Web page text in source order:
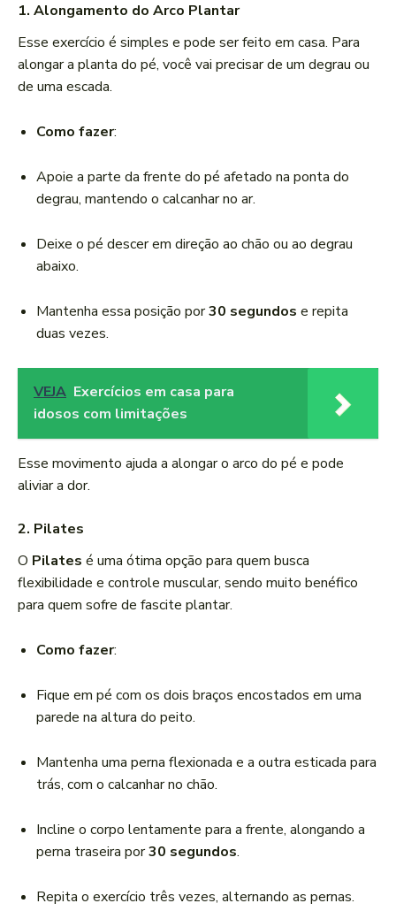
1. Alongamento do Arco Plantar
Esse exercício é simples e pode ser feito em casa. Para
alongar a planta do pé, você vai precisar de um degrau ou
de uma escada.
Como fazer:
Apoie a parte da frente do pé afetado na ponta do
degrau, mantendo o calcanhar no ar.
Deixe o pé descer em direção ao chão ou ao degrau
abaixo.
Mantenha essa posição por30 segundos e repita
duas vezes.
VEJA Exercícios em casa para
idosos com limitações
Esse movimento ajuda a alongar o arco do pé e pode
aliviar a dor.
2. Pilates
O Pilates é uma ótima opção para quem busca
flexibilidade e controle muscular, sendo muito benéfico
para quem sofre de fascite plantar.
Como fazer:
Fique em pé com os dois braços encostados em uma
parede na altura do peito.
Mantenha uma perna flexionada e a outra esticada para
trás, com o calcanhar no chão.
Incline o corpo lentamente para a frente, alongando a
perna traseira por30 segundos.
Repita o exercício três vezes, alternando as pernas.